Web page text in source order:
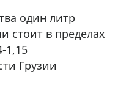
один литр
стоит в пределах
1,15
Грузии